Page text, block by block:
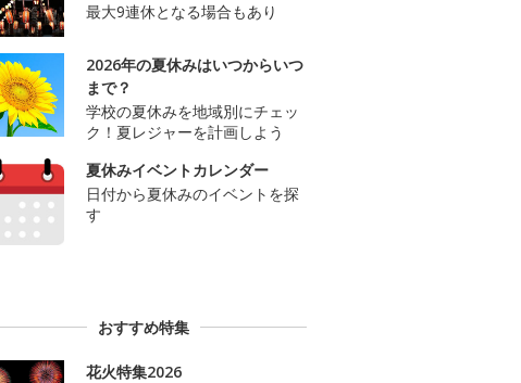
最大9連休となる場合もあり
2026年の夏休みはいつからいつ
まで？
学校の夏休みを地域別にチェッ
ク！夏レジャーを計画しよう
夏休みイベントカレンダー
日付から夏休みのイベントを探
す
おすすめ特集
花火特集2026